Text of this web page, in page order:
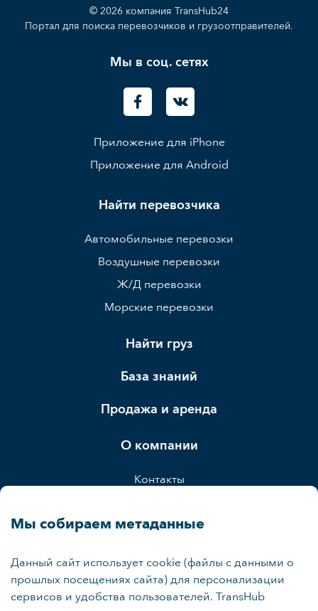
© 2026 компания TransHub24
Портал для поиска перевозчиков и грузоотправителей.
Найти перевозчика
Автомобильные перевозки
Воздушные перевозки
Ж/Д перевозки
Морские перевозки
Найти груз
База знаний
Продажа и аренда
О компании
Контакты
Мы в соц. сетях
Приложение для iPhone
Приложение для Android
Мы собираем метаданные
Данный сайт использует cookie (файлы с данными о
прошлых посещениях сайта) для персонализации
сервисов и удобства пользователей. TransHub